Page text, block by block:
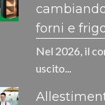
forni e
Nel 2026, il
uscito...